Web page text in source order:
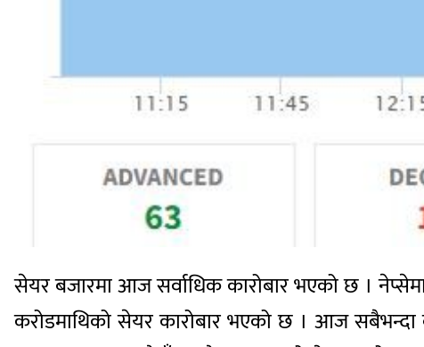
सेयर बजारमा आज सर्वाधिक कारोबार भएको छ ।
करोडमाथिको सेयर कारोबार भएको छ । आज सबैभन्दा